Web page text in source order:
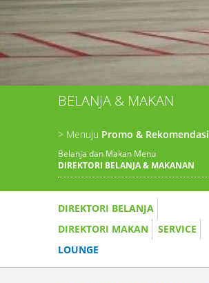
BELANJA & MAKAN
> Menuju Promo & Rekomendasi
Belanja dan Makan Menu
DIREKTORI BELANJA & MAKANAN
DIREKTORI BELANJA
DIREKTORI MAKAN
SERVICE
LOUNGE